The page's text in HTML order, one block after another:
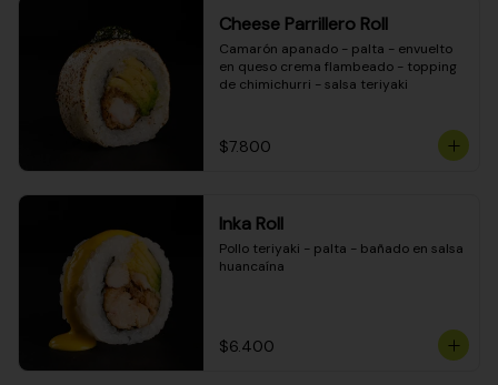
Cheese Parrillero Roll
Camarón apanado - palta - envuelto
en queso crema flambeado - topping
de chimichurri - salsa teriyaki
$7.800
Inka Roll
Pollo teriyaki - palta - bañado en salsa
huancaína
$6.400